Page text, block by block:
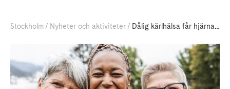
Stockholm Nyheter och aktiviteter Dålig kärlhälsa får hjärnan att åldras snabbare